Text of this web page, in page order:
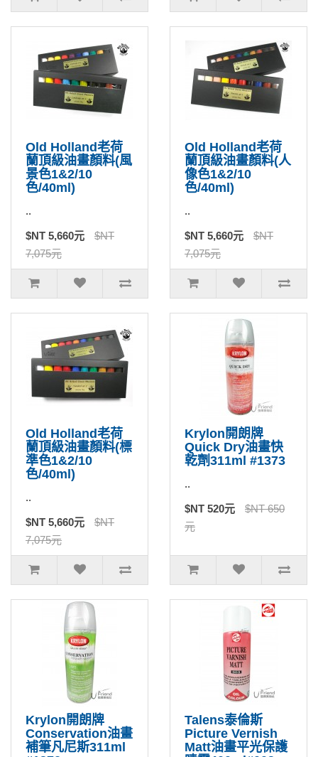
Old Holland老荷
蘭頂級油畫顏料(風
景色1&2/10
色/40ml)
..
$NT 5,660元
$NT
7,075元
Old Holland老荷
蘭頂級油畫顏料(人
像色1&2/10
色/40ml)
..
$NT 5,660元
$NT
7,075元
Old Holland老荷
蘭頂級油畫顏料(標
準色1&2/10
色/40ml)
..
$NT 5,660元
$NT
7,075元
Krylon開朗牌
Quick Dry油畫快
乾劑311ml #1373
..
$NT 520元
$NT 650
元
Krylon開朗牌
Conservation油畫
補筆凡尼斯311ml
Talens泰倫斯
Picture Vernish
Matt油畫平光保護